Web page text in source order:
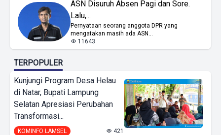
ASN Disuruh Absen Pagi dan Sore.
Lalu,...
Pernyataan seorang anggota DPR yang
mengatakan masih ada ASN...
11643
TERPOPULER
Kunjungi Program Desa Helau
di Natar, Bupati Lampung
Selatan Apresiasi Perubahan
Transformasi...
KOMINFO LAMSEL 421